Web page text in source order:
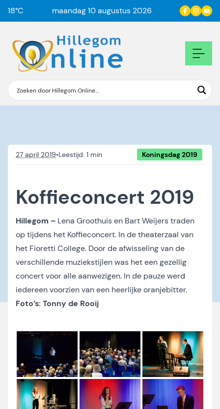
18°C maandag 10 augustus 2026
27 april 2019• Koningsdag 2019
Koffieconcert 2019
Hillegom – Lena Groothuis en Bart Weijers traden
op tijdens het Koffieconcert. In de theaterzaal van
het Fioretti College. Door de afwisseling van de
verschillende muziekstijlen was het een gezellig
concert voor alle aanwezigen. In de pauze werd
iedereen voorzien van een heerlijke oranjebitter.
Foto’s: Tonny de Rooij